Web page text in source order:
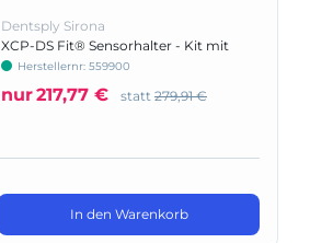
Dentsply Sirona
XCP-DS Fit® Sensorhalter - Kit mit
XCP-ORA
Herstellernr: 559900
nur217,77 € statt 279,91 €
In den Warenkorb